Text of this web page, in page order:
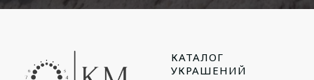
КАТАЛОГ
УКРАШЕНИЙ